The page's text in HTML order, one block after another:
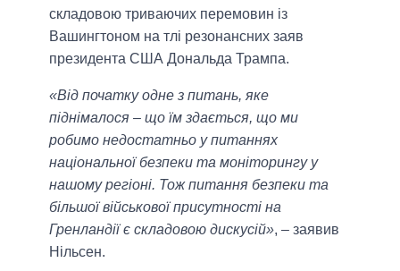
складовою триваючих перемовин із
Вашингтоном на тлі резонансних заяв
президента США Дональда Трампа.
«Від початку одне з питань, яке
піднімалося – що їм здається, що ми
робимо недостатньо у питаннях
національної безпеки та моніторингу у
нашому регіоні. Тож питання безпеки та
більшої військової присутності на
Гренландії є складовою дискусій», – заявив
Нільсен.